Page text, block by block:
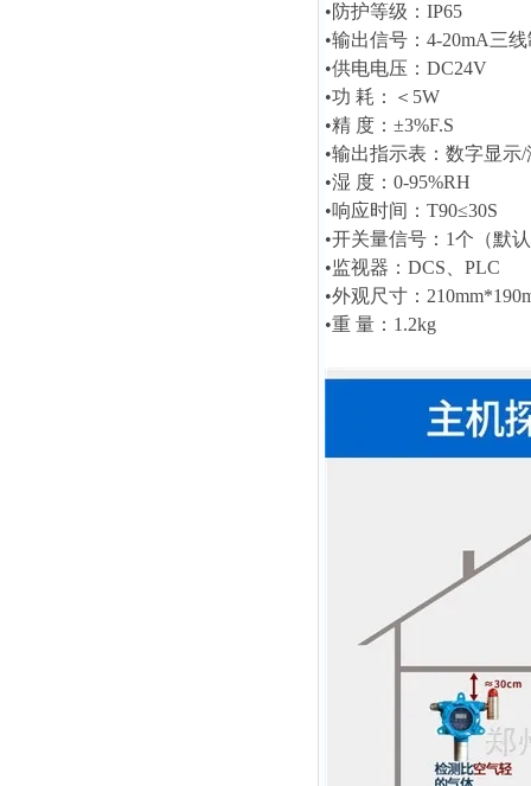
•防护等级：IP65
•输出信号：4-20mA三
•供电电压：DC24V
•功 耗：＜5W
•精 度：±3%F.S
•输出指示表：数字显示
•湿 度：0-95%RH
•响应时间：T90≤30S
•开关量信号：1个（默
•监视器：DCS、PLC
•外观尺寸：
•重 量：1.2kg